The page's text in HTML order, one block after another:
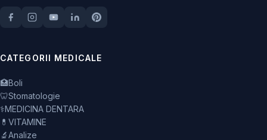
CATEGORII MEDICALE
🏥Boli
🦷Stomatologie
⚕️MEDICINA DENTARA
💊 VITAMINE
🔬Analize